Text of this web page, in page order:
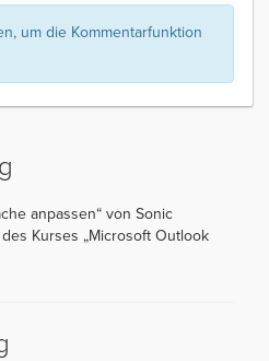
um die Kommentarfunktion
anpassen“ von Sonic
Kurses „Microsoft Outlook